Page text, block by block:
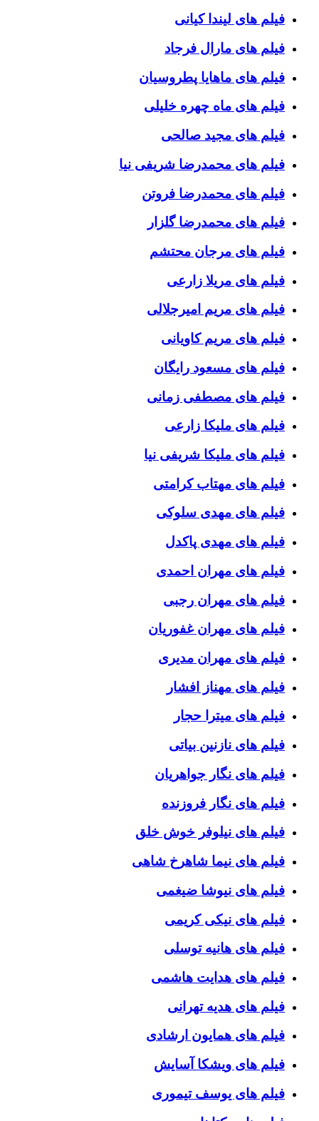
فیلم های لیندا کیانی
فیلم های مارال فرجاد
فیلم های ماهایا پطروسیان
فیلم های ماه چهره خلیلی
فیلم های مجید صالحی
فیلم های محمدرضا شریفی نیا
فیلم های محمدرضا فروتن
فیلم های محمدرضا گلزار
فیلم های مرجان محتشم
فیلم های مریلا زارعی
فیلم های مریم امیرجلالی
فیلم های مریم کاویانی
فیلم های مسعود رایگان
فیلم های مصطفی زمانی
فیلم های ملیکا زارعی
فیلم های ملیکا شریفی نیا
فیلم های مهتاب کرامتی
فیلم های مهدی سلوکی
فیلم های مهدی پاکدل
فیلم های مهران احمدی
فیلم های مهران رجبی
فیلم های مهران غفوریان
فیلم های مهران مدیری
فیلم های مهناز افشار
فیلم های میترا حجار
فیلم های نازنین بیاتی
فیلم های نگار جواهریان
فیلم های نگار فروزنده
فیلم های نیلوفر خوش خلق
فیلم های نیما شاهرخ شاهی
فیلم های نیوشا ضیغمی
فیلم های نیکی کریمی
فیلم های هانیه توسلی
فیلم های هدایت هاشمی
فیلم های هدیه تهرانی
فیلم های همایون ارشادی
فیلم های ویشکا آسایش
فیلم های یوسف تیموری